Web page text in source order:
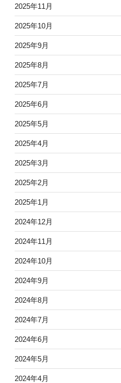
2025年11月
2025年10月
2025年9月
2025年8月
2025年7月
2025年6月
2025年5月
2025年4月
2025年3月
2025年2月
2025年1月
2024年12月
2024年11月
2024年10月
2024年9月
2024年8月
2024年7月
2024年6月
2024年5月
2024年4月